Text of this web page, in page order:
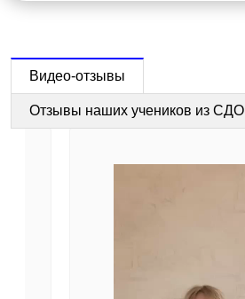
Видео-отзывы
Отзывы наших учеников из СДО